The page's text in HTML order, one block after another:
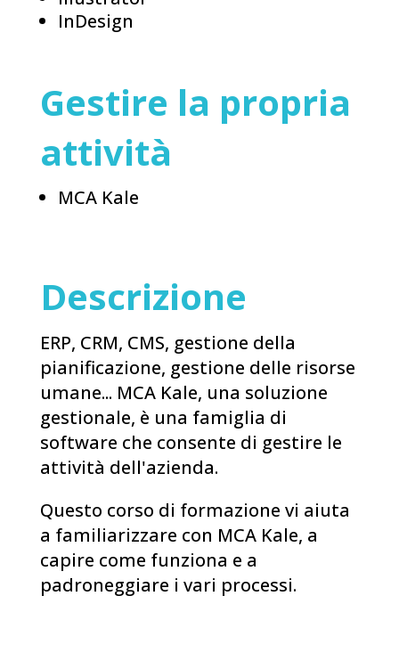
InDesign
Gestire la propria
attività
MCA Kale
Descrizione
ERP, CRM, CMS, gestione della
pianificazione, gestione delle risorse
umane... MCA Kale, una soluzione
gestionale, è una famiglia di
software che consente di gestire le
attività dell'azienda.
Questo corso di formazione vi aiuta
a familiarizzare con MCA Kale, a
capire come funziona e a
padroneggiare i vari processi.